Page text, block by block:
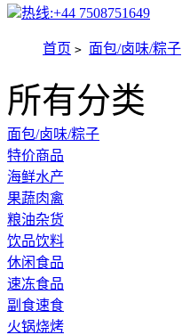
热线:+44 7508751649
首页 > 面包/卤味/粽子
所有分类
面包/卤味/粽子
特价商品
海鲜水产
果蔬肉禽
粮油杂货
饮品饮料
休闲食品
速冻食品
副食速食
火锅烧烤